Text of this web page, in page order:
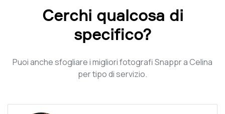
Cerchi qualcosa di
specifico?
Puoi anche sfogliare i migliori fotografi Snappr a Celina
per tipo di servizio.